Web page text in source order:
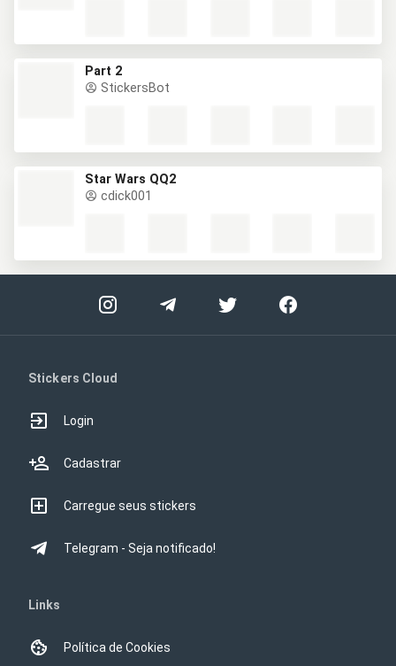
Part 2
StickersBot
Star Wars QQ2
cdick001
Stickers Cloud
Login
Cadastrar
Carregue seus stickers
Telegram - Seja notificado!
Links
Política de Cookies